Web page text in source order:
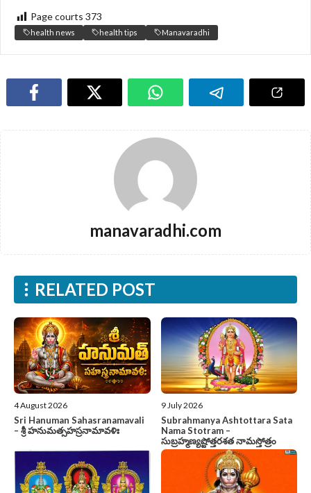
Page courts 373
health news health tips Manavaradhi
manavaradhi.com
RELATED POST
4 August 2026
Sri Hanuman Sahasranamavali
– శ్రీ హనుమత్సహస్రనామావళిః
9 July 2026
Subrahmanya Ashtottara Sata
Nama Stotram –
సుబ్రహ్మణ్యష్టోత్తరశత నామస్తోత్రం